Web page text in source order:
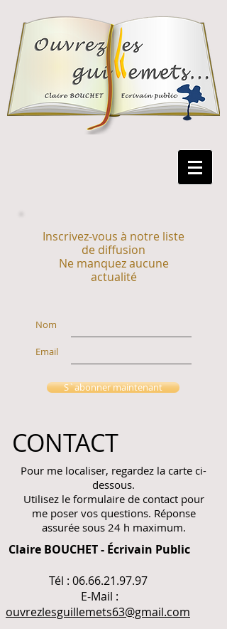
Inscrivez-vous à notre liste
de diffusion
Ne manquez aucune
actualité
Nom
Email
S`abonner maintenant
CONTACT
Pour me localiser, regardez la carte ci-
dessous.
Utilisez le formulaire de contact pour
me poser vos questions. Réponse
assurée sous 24 h maximum.
Claire BOUCHET - Écrivain Public
Tél : 06.66.21.97.97
E-Mail :
ouvrezlesguillemets63@gmail.com